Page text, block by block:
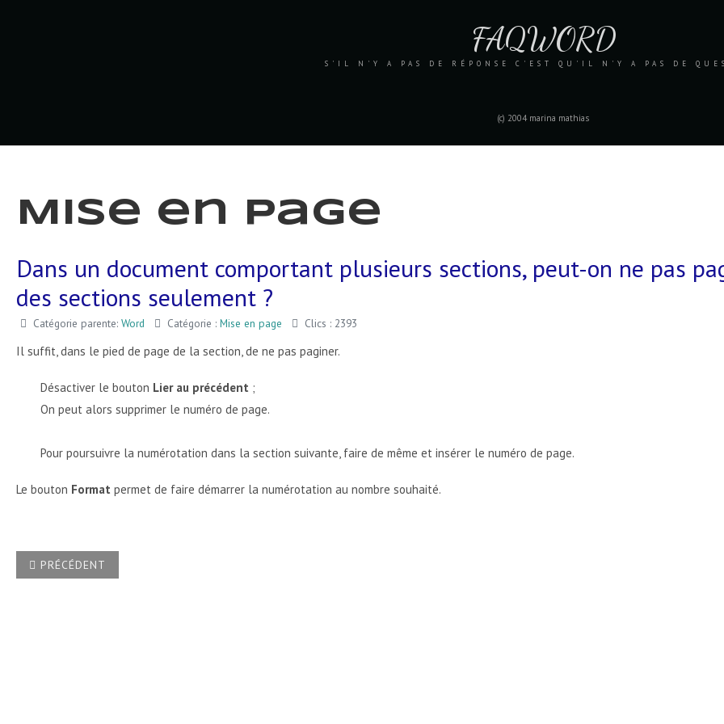
FAQWORD
S'IL N'Y A PAS DE RÉPONSE C'EST QU'IL N'Y A PAS DE
(c) 2004 marina mathias
Mise en page
Dans un document comportant plusieurs sections, peut-on ne pas
des sections seulement ?
Catégorie parente: Word Catégorie : Mise en page Clics : 2393
Il suffit, dans le pied de page de la section, de ne pas paginer.
Désactiver le bouton Lier au précédent ;
On peut alors supprimer le numéro de page.
Pour poursuivre la numérotation dans la section suivante, faire de même et insérer le numéro de page.
Le bouton Format permet de faire démarrer la numérotation au nombre souhaité.
ARTICLE PRÉCÉDENT : CRÉER UN MODÈLE AVEC PIED DE PAGE LIÉ À UN TEXTE INSÉRÉ EN PAGE DE GARDE
PRÉCÉDENT